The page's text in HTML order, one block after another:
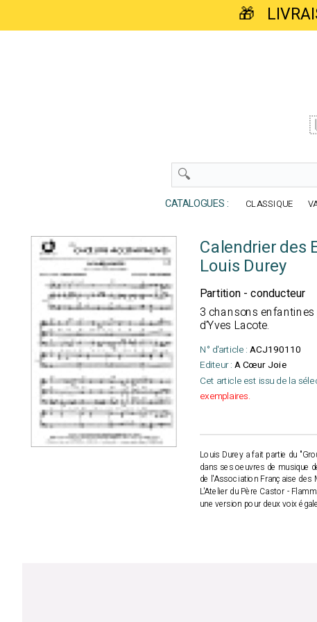
🎁
CATALOGUES : CLASSIQUE
Calendrier des
Louis Durey
Partition - conducteur
3 chansons enfantines
d'Yves Lacote.
N° d'article : ACJ190110
Editeur : A Cœur Joie
Cet article est issu de la
exemplaires.
Louis Durey a fait partie du
dans ses oeuvres de musique
de l'Association Française des
L'Atelier du Père Castor -
une version pour deux voix